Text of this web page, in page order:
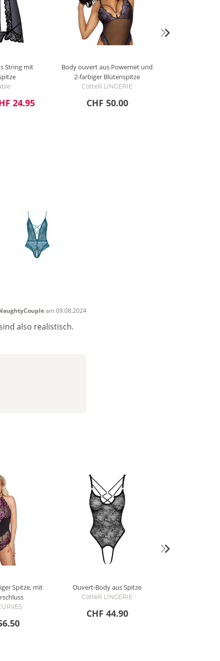
String mit
24.95
Body ouvert aus Powernet und
2-farbiger Blütenspitze
Cottelli LINGERIE
CHF 50.00
am 09.08.2024
also realistisch.
Spitze, mit
Ouvert-Body aus Spitze
Cottelli LINGERIE
CHF 44.90